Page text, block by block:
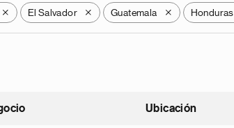
X El Salvador X Guatemala X Honduras
ascendente
Ubicación